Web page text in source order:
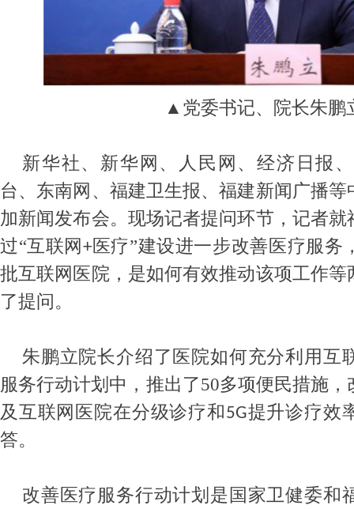
▲党委书记、院长朱鹏
新华社、新华网、人民网、经济日报
台、东南网、福建卫生报、福建新闻广播
加新闻发布会。现场记者提问环节，记者
过“互联网+医疗”建设进一步改善医疗服务
批互联网医院，是如何有效推动该项工作
了提问。
朱鹏立院长介绍了医院如何充分利用互
服务行动计划中，推出了50多项便民措施
及互联网医院在分级诊疗和5G提升诊疗效
答。
改善医疗服务行动计划是国家卫健委和